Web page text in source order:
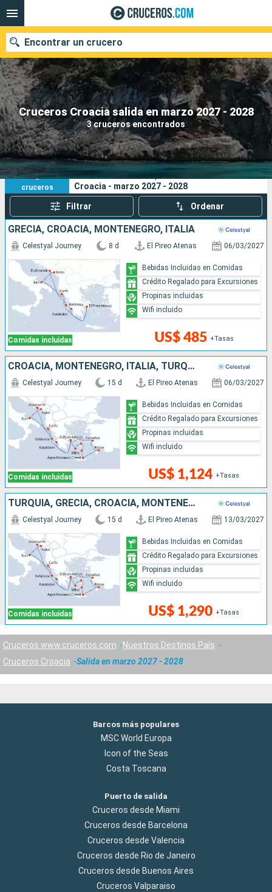
Cruceros Croacia salida en marzo 2027 - 2028
3 cruceros encontrados
Encontrar un crucero
Nuestros destinos
Fecha de salida
Puertos Compañías
Buscar
3
cruceros
Sus criterios de búsqueda:
Croacia - marzo 2027 - 2028
Filtrar Ordenar
GRECIA, CROACIA, MONTENEGRO, ITALIA
Comidas incluidas
Celestyal Journey 8 d El Pireo Atenas 06/03/2027
US$ 485 +Tasas
Bebidas Incluidas en Comidas
Crédito Regalado para Excursiones
Propinas incluidas
Wifi incluido
CROACIA, MONTENEGRO, ITALIA, TURQUÍA, GRECIA
Comidas incluidas
Celestyal Journey 15 d El Pireo Atenas 06/03/2027
US$ 1,124 +Tasas
Bebidas Incluidas en Comidas
Crédito Regalado para Excursiones
Propinas incluidas
Wifi incluido
TURQUÍA, GRECIA, CROACIA, MONTENEGRO, ITALIA
Comidas incluidas
Celestyal Journey 15 d El Pireo Atenas 13/03/2027
US$ 1,290 +Tasas
Bebidas Incluidas en Comidas
Crédito Regalado para Excursiones
Propinas incluidas
Wifi incluido
Cruceros www.cruceros.com
Nuestros Destinos País
Cruceros Croacia
Salida en marzo 2027 - 2028
Barcos más populares
MSC World Europa
Icon of the Seas
Costa Toscana
Puerto de salida
Cruceros desde Miami
Cruceros desde Barcelona
Cruceros desde Valencia
Cruceros desde Rio de Janeiro
Cruceros desde Buenos Aires
Cruceros Valparaiso